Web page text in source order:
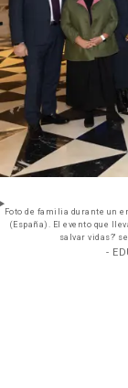
Foto de familia durante un
(España). El evento que
salvar vidas?'
-